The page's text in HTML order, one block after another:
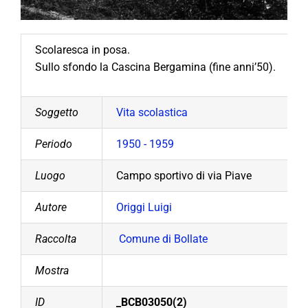
Scolaresca in posa.
Sullo sfondo la Cascina Bergamina (fine anni’50).
Soggetto Vita scolastica
Periodo 1950 - 1959
Luogo Campo sportivo di via Piave
Autore Origgi Luigi
Raccolta Comune di Bollate
Mostra
ID _BCB03050(2)